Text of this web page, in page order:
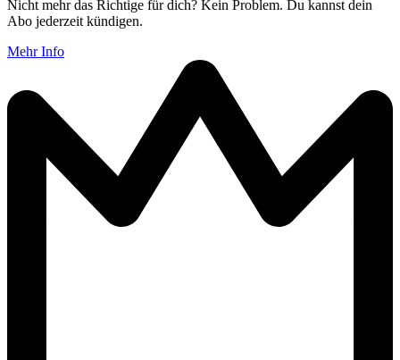
Nicht mehr das Richtige für dich? Kein Problem. Du kannst dein
Abo jederzeit kündigen.
Mehr Info